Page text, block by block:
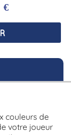
€
couleurs de
votre joueur